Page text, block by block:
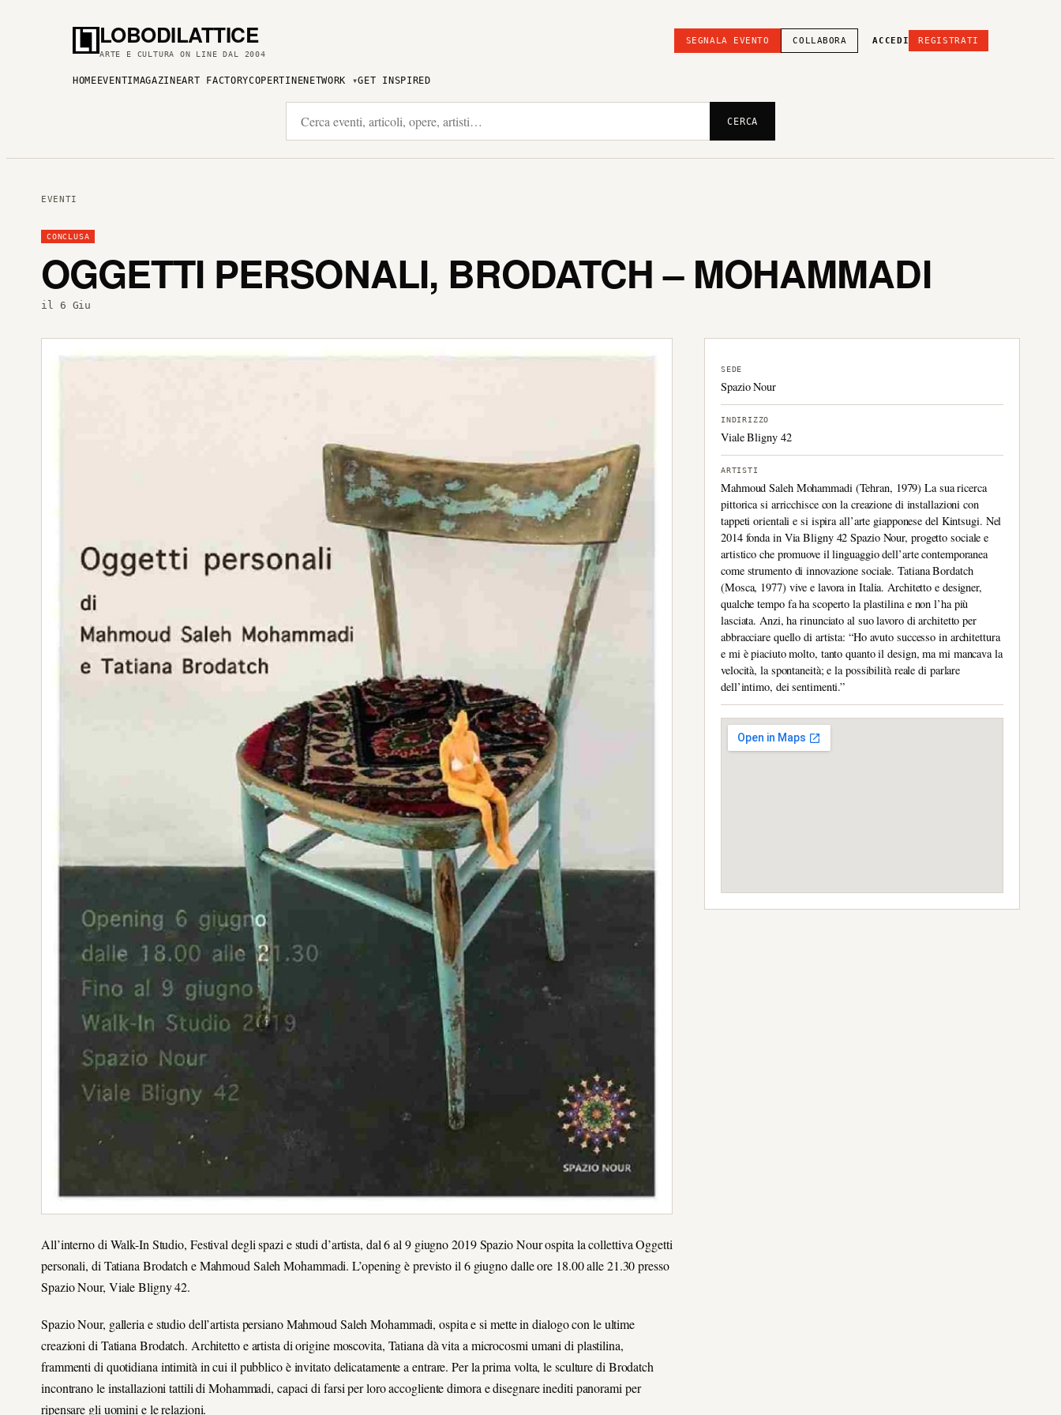
LOBODILATTICE
ARTE E CULTURA ON LINE DAL 2004
SEGNALA EVENTO COLLABORA ACCEDI REGISTRATI
HOME EVENTI MAGAZINEART FACTORYCOPERTINENETWORK GET INSPIRED
CERCA
EVENTI
CONCLUSA
OGGETTI PERSONALI, BRODATCH – MOHAMMADI
il 6 Giu
All’interno di Walk-In Studio, Festival degli spazi e studi d’artista, dal 6 al 9 giugno 2019 Spazio Nour ospita la collettiva Oggetti
personali, di Tatiana Brodatch e Mahmoud Saleh Mohammadi. L’opening è previsto il 6 giugno dalle ore 18.00 alle 21.30 presso
Spazio Nour, Viale Bligny 42.
Spazio Nour, galleria e studio dell’artista persiano Mahmoud Saleh Mohammadi, ospita e si mette in dialogo con le ultime
creazioni di Tatiana Brodatch. Architetto e artista di origine moscovita, Tatiana dà vita a microcosmi umani di plastilina,
frammenti di quotidiana intimità in cui il pubblico è invitato delicatamente a entrare. Per la prima volta, le sculture di Brodatch
incontrano le installazioni tattili di Mohammadi, capaci di farsi per loro accogliente dimora e disegnare inediti panorami per
ripensare gli uomini e le relazioni.
SEDE
Spazio Nour
INDIRIZZO
Viale Bligny 42
ARTISTI
Mahmoud Saleh Mohammadi (Tehran, 1979) La sua ricerca
pittorica si arricchisce con la creazione di installazioni con
tappeti orientali e si ispira all’arte giapponese del Kintsugi. Nel
2014 fonda in Via Bligny 42 Spazio Nour, progetto sociale e
artistico che promuove il linguaggio dell’arte contemporanea
come strumento di innovazione sociale. Tatiana Bordatch
(Mosca, 1977) vive e lavora in Italia. Architetto e designer,
qualche tempo fa ha scoperto la plastilina e non l’ha più
lasciata. Anzi, ha rinunciato al suo lavoro di architetto per
abbracciare quello di artista: “Ho avuto successo in architettura
e mi è piaciuto molto, tanto quanto il design, ma mi mancava la
velocità, la spontaneità; e la possibilità reale di parlare
dell’intimo, dei sentimenti.”